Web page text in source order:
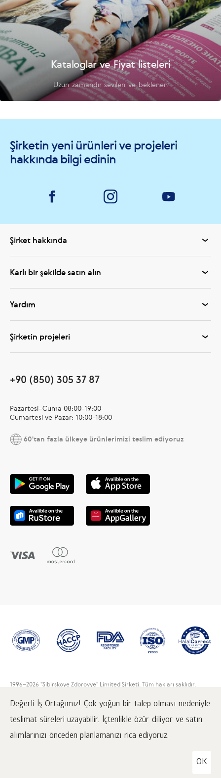
Değerli İş Ortağımız! Çok yoğun bir talep olması nedeniyle
teslimat süreleri uzayabilir. İçtenlikle özür diliyor ve satın
alımlarınızı önceden planlamanızı rica ediyoruz.
OK
Kataloglar ve Fiyat listeleri
Uzun zamandır sevilen ve beklenen
Şirketin yeni ürünleri ve projeleri
hakkında bilgi edinin
Şirket hakkında
Karlı bir şekilde satın alın
Yardım
Şirketin projeleri
+90 (850) 305 37 87
Pazartesi–Cuma 08:00-19:00
Cumartesi ve Pazar: 10:00-18:00
60'tan fazla ülkeye ürünlerimizi teslim ediyoruz
1996–2026 "Sibirskoye Zdorovye" Limited Şirketi. Tüm hakları saklıdır.
www.siberianwellness.com linki belirtilmesi zorunludur.
Sipariş nasıl verilir
Gizlilik politikası